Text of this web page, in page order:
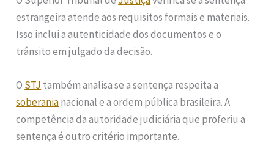
estrangeira atende aos requisitos formais e materiais.
Isso inclui a autenticidade dos documentos e o
trânsito em julgado da decisão.
O STJ também analisa se a sentença respeita a
soberanianacional e a ordem pública brasileira. A
competência da autoridade judiciária que proferiu a
sentença é outro critério importante.